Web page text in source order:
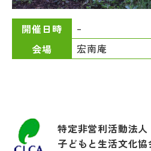
開催日時
–
会場
宏南庵
特定非営利活動法人
子どもと生活文化協